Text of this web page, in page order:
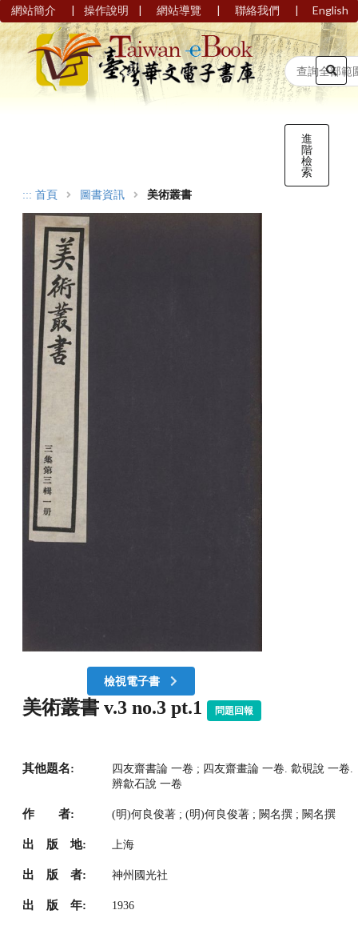
網站簡介 | 操作說明 | 網站導覽 | 聯絡我們 | English
進
階
檢
索
::: 首頁 圖書資訊 美術叢書
檢視電子書
美術叢書 v.3 no.3 pt.1 問題回報
其他題名:
四友齋書論 一卷 ; 四友齋畫論 一卷. 歙硯說 一卷.
辨歙石說 一卷
作 者: (明)何良俊著 ; (明)何良俊著 ; 闕名撰 ; 闕名撰
出 版 地: 上海
出 版 者: 神州國光社
出 版 年: 1936